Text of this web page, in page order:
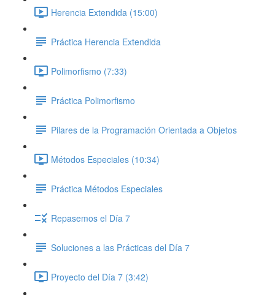
Herencia Extendida (15:00)
Práctica Herencia Extendida
Polimorfismo (7:33)
Práctica Polimorfismo
Pilares de la Programación Orientada a Objetos
Métodos Especiales (10:34)
Práctica Métodos Especiales
Repasemos el Día 7
Soluciones a las Prácticas del Día 7
Proyecto del Día 7 (3:42)